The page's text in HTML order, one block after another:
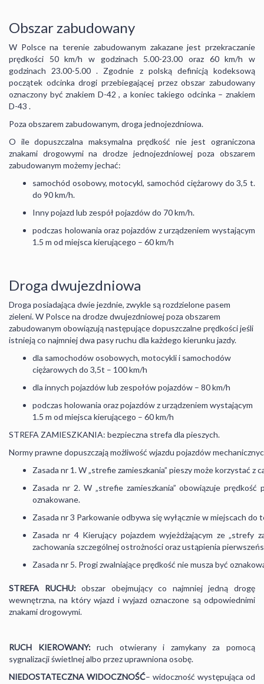
Obszar zabudowany
W Polsce na terenie zabudowanym zakazane jest przekraczanie
prędkości 50 km/h w godzinach 5.00-23.00 oraz 60 km/h w
godzinach 23.00-5.00 . Zgodnie z polską definicją kodeksową
początek odcinka drogi przebiegającej przez obszar zabudowany
oznaczony być znakiem D-42 , a koniec takiego odcinka – znakiem
D-43 .
Poza obszarem zabudowanym, droga jednojezdniowa.
O ile dopuszczalna maksymalna prędkość nie jest ograniczona
znakami drogowymi na drodze jednojezdniowej poza obszarem
zabudowanym możemy jechać:
samochód osobowy, motocykl, samochód ciężarowy do 3,5 t.
do 90 km/h.
Inny pojazd lub zespół pojazdów do 70 km/h.
podczas holowania oraz pojazdów z urządzeniem wystającym
1.5 m od miejsca kierującego – 60 km/h
Droga dwujezdniowa
Droga posiadająca dwie jezdnie, zwykle są rozdzielone pasem
zieleni. W Polsce na drodze dwujezdniowej poza obszarem
zabudowanym obowiązują następujące dopuszczalne prędkości jeśli
istnieją co najmniej dwa pasy ruchu dla każdego kierunku jazdy.
dla samochodów osobowych, motocykli i samochodów
ciężarowych do 3,5t – 100 km/h
dla innych pojazdów lub zespołów pojazdów – 80 km/h
podczas holowania oraz pojazdów z urządzeniem wystającym
1.5 m od miejsca kierującego – 60 km/h
STREFA ZAMIESZKANIA: bezpieczna strefa dla pieszych.
Normy prawne dopuszczają możliwość wjazdu pojazdów
Zasada nr 1. W „strefie zamieszkania” pieszy może korzystać
Zasada nr 2. W „strefie zamieszkania” obowiązuje
oznakowane.
Zasada nr 3 Parkowanie odbywa się wyłącznie w miejscach do
Zasada nr 4 Kierujący pojazdem wyjeżdżającym ze „strefy
zachowania szczególnej ostrożności oraz ustąpienia
Zasada nr 5. Progi zwalniające prędkość nie musza być
STREFA RUCHU:obszar obejmujący co najmniej jedną drogę
wewnętrzna, na który wjazd i wyjazd oznaczone są odpowiednimi
znakami drogowymi.
RUCH KIEROWANY:ruch otwierany i zamykany za pomocą
sygnalizacji świetlnej albo przez uprawniona osobę.
NIEDOSTATECZNA WIDOCZNOŚĆ– widoczność występująca od